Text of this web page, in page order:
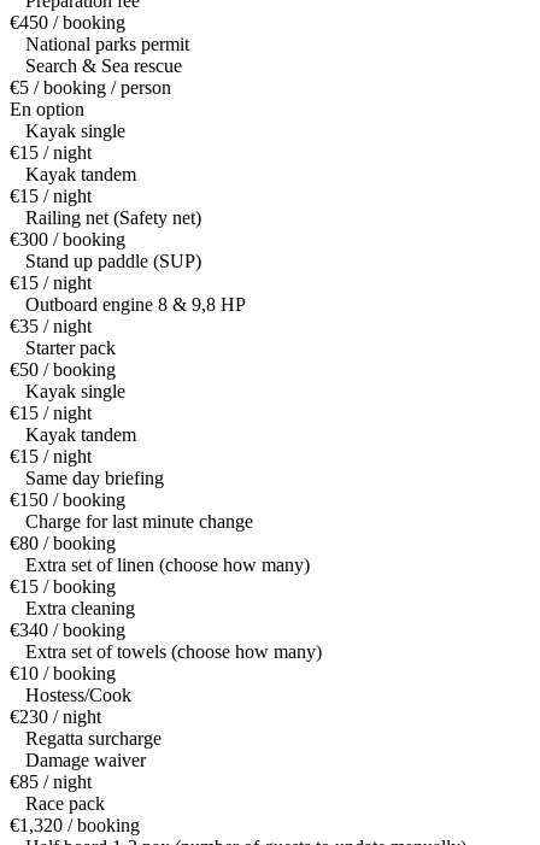
€450 / booking
National parks permit
Search & Sea rescue
€5 / booking / person
En option
Kayak single
€15 / night
Kayak tandem
€15 / night
Railing net (Safety net)
€300 / booking
Stand up paddle (SUP)
€15 / night
Outboard engine 8 & 9,8 HP
€35 / night
Starter pack
€50 / booking
Kayak single
€15 / night
Kayak tandem
€15 / night
Same day briefing
€150 / booking
Charge for last minute change
€80 / booking
Extra set of linen (choose how many)
€15 / booking
Extra cleaning
€340 / booking
Extra set of towels (choose how many)
€10 / booking
Hostess/Cook
€230 / night
Regatta surcharge
Damage waiver
€85 / night
Race pack
€1,320 / booking